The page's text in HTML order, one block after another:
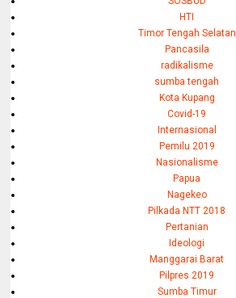
HTI
Timor Tengah Selatan
Pancasila
radikalisme
sumba tengah
Kota Kupang
Covid-19
Internasional
Pemilu 2019
Nasionalisme
Papua
Nagekeo
Pilkada NTT 2018
Pertanian
Ideologi
Manggarai Barat
Pilpres 2019
Sumba Timur